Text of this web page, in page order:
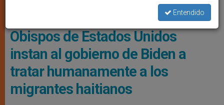
Agentes Fronterizos De Estados Unidos. Foto: Reuters.
Obispos de Estados Unidos
instan al gobierno de Biden a
tratar humanamente a los
migrantes haitianos
Entendido